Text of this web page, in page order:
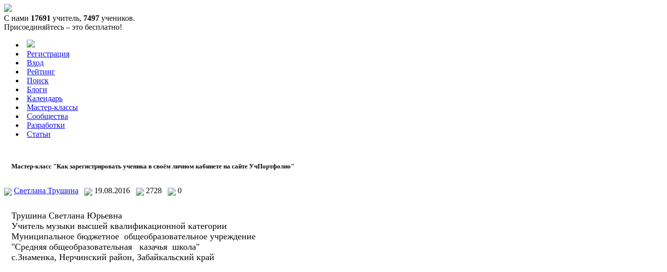
С нами 17691 учитель, 7497 учеников.
Присоединяйтесь – это бесплатно!
Регистрация
Вход
Рейтинг
Поиск
Блоги
Календарь
Мастер-классы
Сообщества
Разработки
Статьи
Мастер-класс "Как зарегистрировать ученика в своём личном кабинете на сайте УчПортфолио"
Светлана Трушина 19.08.2016 2728 0
Трушина Светлана Юрьевна
Учитель музыки высшей квалификационной категории
Муниципальное бюджетное общеобразовательное учреждение
"Средняя общеобразовательная казачья школа"
с.Знаменка, Нерчинский район, Забайкальский край